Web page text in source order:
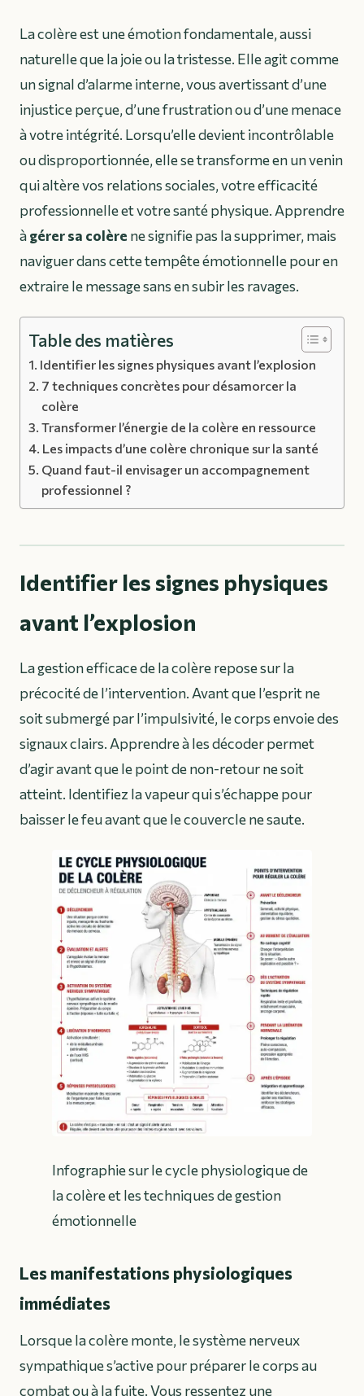
La colère est une émotion fondamentale, aussi
naturelle que la joie ou la tristesse. Elle agit comme
un signal d’alarme interne, vous avertissant d’une
injustice perçue, d’une frustration ou d’une menace
à votre intégrité. Lorsqu’elle devient incontrôlable
ou disproportionnée, elle se transforme en un venin
qui altère vos relations sociales, votre efficacité
professionnelle et votre santé physique. Apprendre
àgérer sa colère ne signifie pas la supprimer, mais
naviguer dans cette tempête émotionnelle pour en
extraire le message sans en subir les ravages.
Table des matières
Identifier les signes physiques avant l’explosion
7 techniques concrètes pour désamorcer la
colère
Transformer l’énergie de la colère en ressource
Les impacts d’une colère chronique sur la santé
Quand faut-il envisager un accompagnement
professionnel ?
Identifier les signes physiques
avant l’explosion
La gestion efficace de la colère repose sur la
précocité de l’intervention. Avant que l’esprit ne
soit submergé par l’impulsivité, le corps envoie des
signaux clairs. Apprendre à les décoder permet
d’agir avant que le point de non-retour ne soit
atteint. Identifiez la vapeur qui s’échappe pour
baisser le feu avant que le couvercle ne saute.
Infographie sur le cycle physiologique de
la colère et les techniques de gestion
émotionnelle
Les manifestations physiologiques
immédiates
Lorsque la colère monte, le système nerveux
sympathique s’active pour préparer le corps au
combat ou à la fuite. Vous ressentez une